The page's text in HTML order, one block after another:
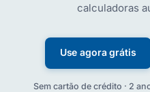
calculadoras
Use agora grátis
Sem cartão de crédito · 2